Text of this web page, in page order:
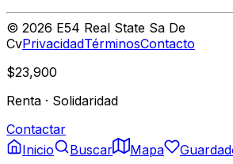
© 2026 E54 Real State Sa De
CvPrivacidadTérminosContacto
$23,900
Renta · Solidaridad
Contactar
Inicio
Buscar Mapa